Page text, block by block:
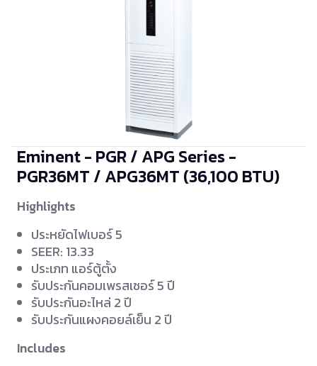
Eminent - PGR / APG Series -
PGR36MT / APG36MT (36,100 BTU)
Highlights
ประหยัดไฟเบอร์ 5
SEER: 13.33
ประเภท แอร์ตู้ตั้ง
รับประกันคอมเพรสเซอร์ 5 ปี
รับประกันอะไหล่ 2 ปี
รับประกันแผงคอยล์เย็น 2 ปี
Includes